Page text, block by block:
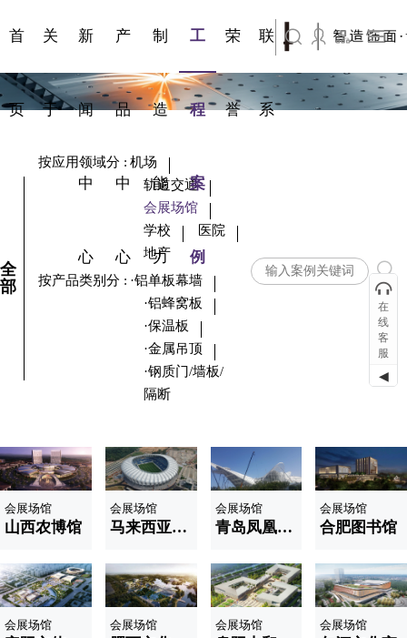
首
页
关
于
新
闻
中
心
产
品
中
心
制
造
能
力
工
程
案
例
荣
誉
联
系
旗下公司名称四
全
部
按应用领域分 : 机场
轨道交通
会展场馆
学校
医院
地产
按产品类别分 : ·铝单板幕墙
·铝蜂窝板
·保温板
·金属吊顶
·钢质门/墙板/
隔断
会展场馆
山西农博馆
会展场馆
马来西亚体育馆
会展场馆
青岛凤凰之舟
会展场馆
合肥图书馆
会展场馆 会展场馆 会展场馆 会展场馆
在
线
客
服
◀